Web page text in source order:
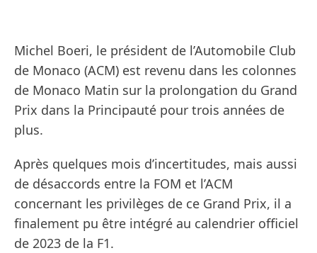
Michel Boeri, le président de l’Automobile Club
de Monaco (ACM) est revenu dans les colonnes
de Monaco Matin sur la prolongation du Grand
Prix dans la Principauté pour trois années de
plus.
Après quelques mois d’incertitudes, mais aussi
de désaccords entre la FOM et l’ACM
concernant les privilèges de ce Grand Prix, il a
finalement pu être intégré au calendrier officiel
de 2023 de la F1.